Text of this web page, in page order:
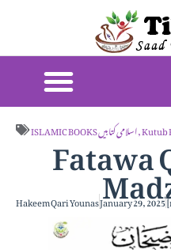
ISLAMIC BOOKS اسلامی کتابیں,
Fatawa
Hakeem Qari YounasJanuary 29, 2025